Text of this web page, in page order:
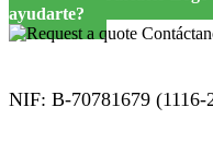
ayudarte?
NIF: B-70781679 (1116-